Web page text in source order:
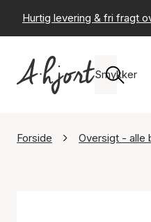
Hurtig levering & fri fragt
Smykker
Forside Oversigt - alle